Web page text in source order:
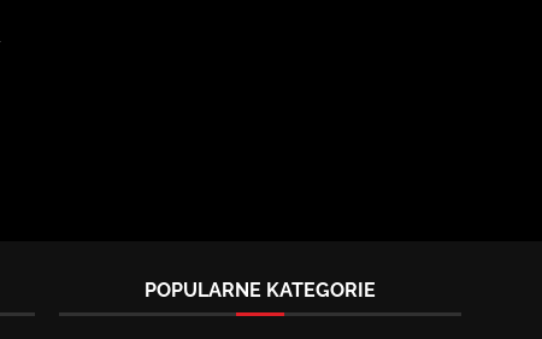
POPULARNE KATEGORIE